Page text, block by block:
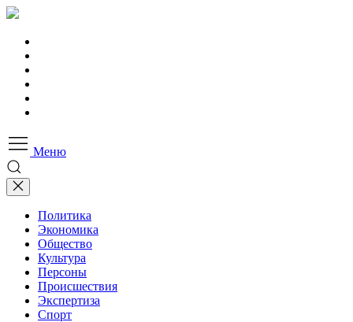
Меню
Политика
Экономика
Общество
Культура
Персоны
Происшествия
Экспертиза
Спорт